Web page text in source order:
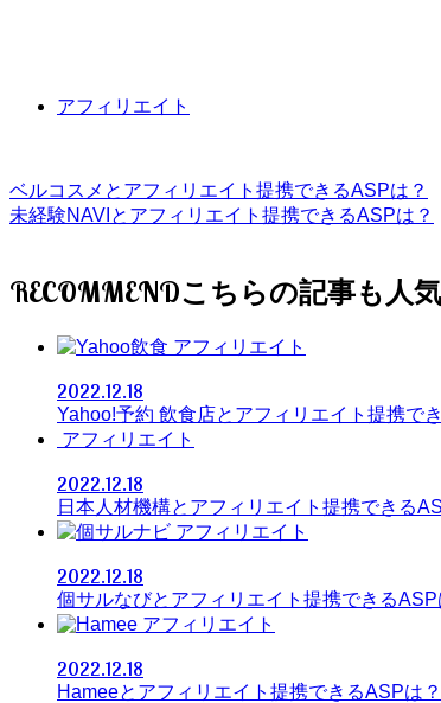
アフィリエイト
ベルコスメとアフィリエイト提携できるASPは？
未経験NAVIとアフィリエイト提携できるASPは？
RECOMMEND
アフィリエイト
2022.12.18
Yahoo!予約 飲食店とアフィリエイト提携で
アフィリエイト
2022.12.18
日本人材機構とアフィリエイト提携できる
アフィリエイト
2022.12.18
個サルなびとアフィリエイト提携できるASP
アフィリエイト
2022.12.18
Hameeとアフィリエイト提携できるASPは？